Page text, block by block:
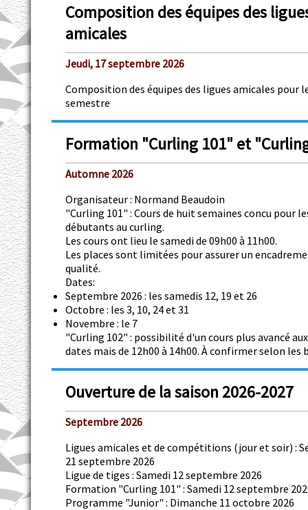
Composition des équipes des
amicales
Jeudi, 17 septembre 2026
Composition des équipes des ligues amicales pour
semestre
Formation "Curling 101" et
Automne 2026
Organisateur : Normand Beaudoin
"Curling 101" : Cours de huit semaines concu pour
débutants au curling.
Les cours ont lieu le samedi de 09h00 à 11h00.
Les places sont limitées pour assurer un
qualité.
Dates:
Septembre 2026 : les samedis 12, 19 et 26
Octobre : les 3, 10, 24 et 31
Novembre : le 7
"Curling 102" : possibilité d'un cours plus avancé
dates mais de 12h00 à 14h00. À confirmer selon les
Ouverture de la saison 2026-2027
Septembre 2026
Ligues amicales et de compétitions (jour et soir) :
21 septembre 2026
Ligue de tiges : Samedi 12 septembre 2026
Formation "Curling 101" : Samedi 12 septembre
Programme "Junior" : Dimanche 11 octobre 2026